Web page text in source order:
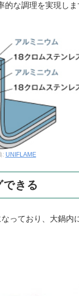
な調理を実現し
: UNIFLAME
きる
っており、大鍋内